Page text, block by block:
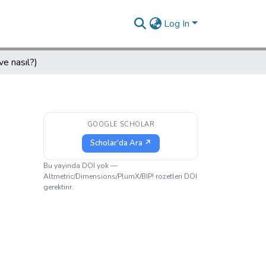
Log In
nasıl?)
GOOGLE SCHOLAR
Scholar'da Ara ↗
Bu yayında DOI yok —
Altmetric/Dimensions/PlumX/BIP! rozetleri DOI
gerektirir.